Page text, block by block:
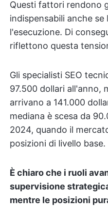
Questi fattori rendono
indispensabili anche se
l'esecuzione. Di
riflettono questa
Gli specialisti SEO
97.500 dollari all'anno,
arrivano a 141.000
mediana è scesa da
2024, quando il
posizioni di livello base.
È chiaro che i ruoli
supervisione
mentre le posizioni